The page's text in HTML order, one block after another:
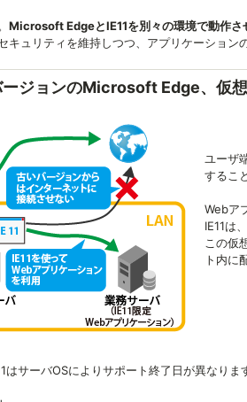
Microsoft EdgeとIE11を別々の環境で動作さ
キュリティを維持しつつ、アプリケーション
ジョンのMicrosoft Edge、仮
ユーザ
するこ
Webア
IE11は
この仮
ト内に
はサーバOSによりサポート終了日が異なりま